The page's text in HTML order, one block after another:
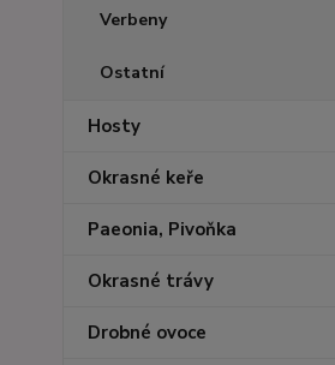
Verbeny
Ostatní
Hosty
Okrasné keře
Paeonia, Pivoňka
Okrasné trávy
Drobné ovoce